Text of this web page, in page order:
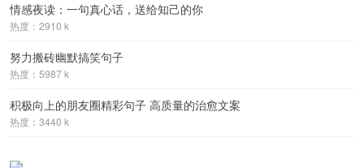
情感夜读：一句真心话，送给知己的你
热度：2910 k
努力搬砖幽默搞笑句子
热度：5987 k
积极向上的朋友圈精彩句子 高质量的治愈文案
热度：3440 k